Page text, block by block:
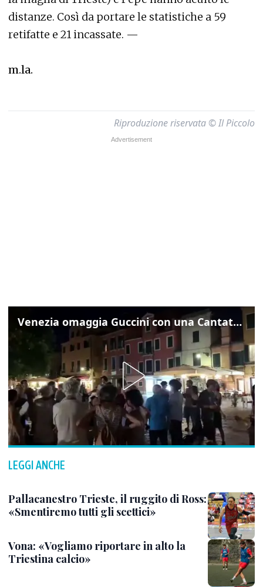
distanze. Così da portare le statistiche a 59
retifatte e 21 incassate. —
m.la.
Riproduzione riservata © Il Piccolo
Venezia omaggia Guccini con una Cantata Anarchica in campo Santa Margherita
LEGGI ANCHE
Pallacanestro Trieste, il ruggito di Ross:
«Smentiremo tutti gli scettici»
Vona: «Vogliamo riportare in alto la
Triestina calcio»